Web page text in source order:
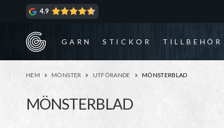
4.9
GARN STICKOR TILLBEHÖR
HEM MÖNSTER UTFÖRANDE MÖNSTERBLAD
MÖNSTERBLAD